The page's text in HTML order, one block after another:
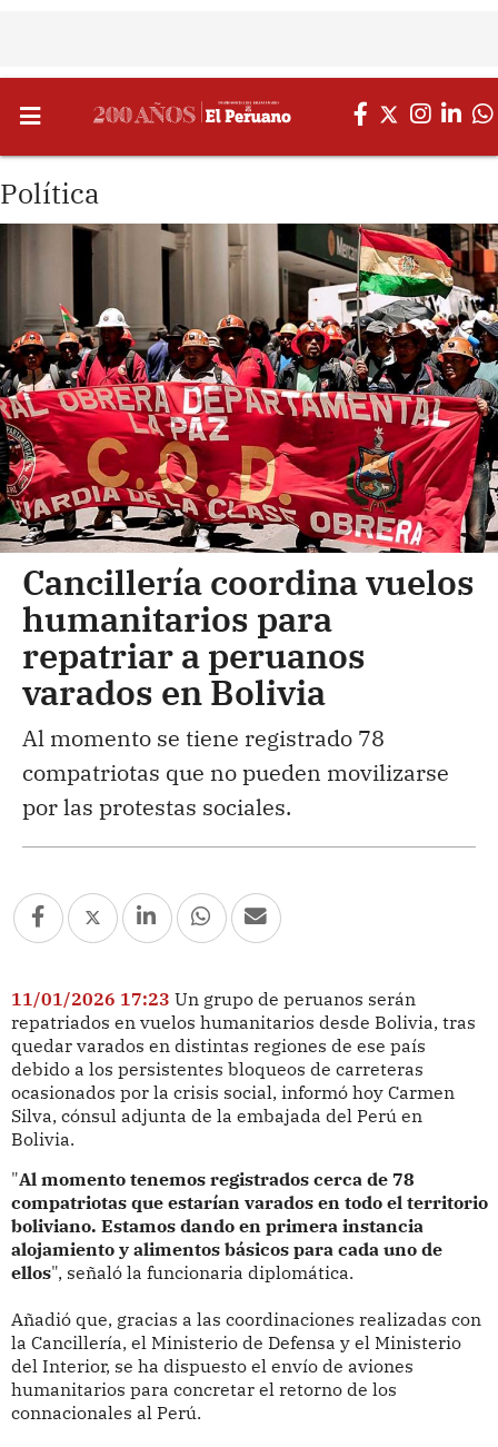
Política
Cancillería coordina vuelos
humanitarios para
repatriar a peruanos
varados en Bolivia
Al momento se tiene registrado 78
compatriotas que no pueden movilizarse
por las protestas sociales.
11/01/2026 17:23 Un grupo de peruanos serán
repatriados en vuelos humanitarios desde Bolivia, tras
quedar varados en distintas regiones de ese país
debido a los persistentes bloqueos de carreteras
ocasionados por la crisis social, informó hoy Carmen
Silva, cónsul adjunta de la embajada del Perú en
Bolivia.
"Al momento tenemos registrados cerca de 78
compatriotas que estarían varados en todo el territorio
boliviano. Estamos dando en primera instancia
alojamiento y alimentos básicos para cada uno de
ellos", señaló la funcionaria diplomática.
Añadió que, gracias a las coordinaciones realizadas con
la Cancillería, el Ministerio de Defensa y el Ministerio
del Interior, se ha dispuesto el envío de aviones
humanitarios para concretar el retorno de los
connacionales al Perú.